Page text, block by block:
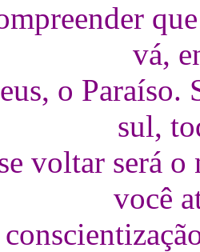
vá,
o Paraíso.
sul,
voltar será
você